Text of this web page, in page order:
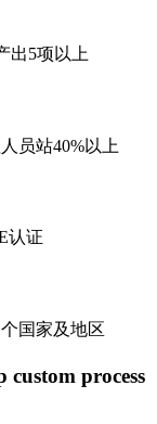
出5项以上
员站40%以上
认证
国家及地区
custom process